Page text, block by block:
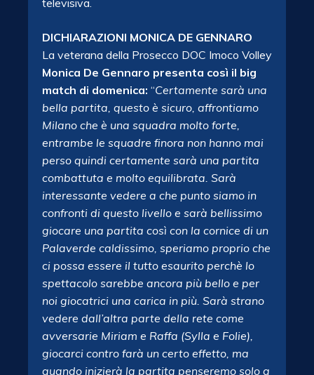
televisiva.
DICHIARAZIONI MONICA DE GENNARO
La veterana della Prosecco DOC Imoco Volley
Monica De Gennaro presenta così il big
match di domenica: “Certamente sarà una
bella partita, questo è sicuro, affrontiamo
Milano che è una squadra molto forte,
entrambe le squadre finora non hanno mai
perso quindi certamente sarà una partita
combattuta e molto equilibrata. Sarà
interessante vedere a che punto siamo in
confronti di questo livello e sarà bellissimo
giocare una partita così con la cornice di un
Palaverde caldissimo, speriamo proprio che
ci possa essere il tutto esaurito perchè lo
spettacolo sarebbe ancora più bello e per
noi giocatrici una carica in più. Sarà strano
vedere dall’altra parte della rete come
avversarie Miriam e Raffa (Sylla e Folie),
giocarci contro farà un certo effetto, ma
quando inizierà la partita penseremo solo a